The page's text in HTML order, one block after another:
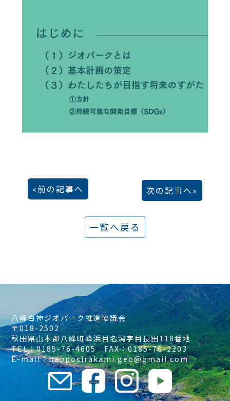
前の記事へ 次の記事へ
一覧へ戻る
八峰白神ジオパーク推進協議会
〒018-2502
秋田県山本郡八峰町峰浜目名潟字目長田118番地
TEL：0185-76-4605 FAX：0185-76-2203
E-mail：happosirakami.geo@gmail.com